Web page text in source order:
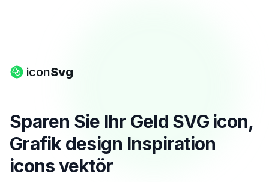
iconSvg
Sparen Sie Ihr Geld SVG icon,
Grafik design Inspiration
icons vektör